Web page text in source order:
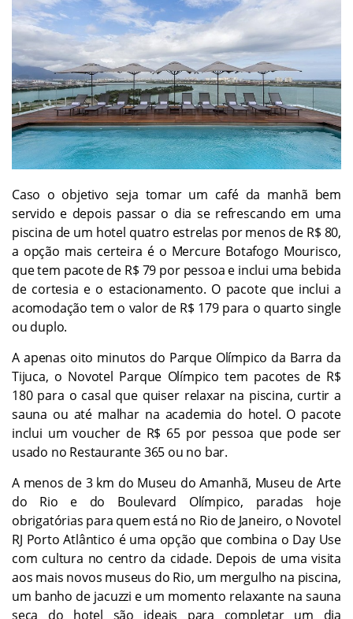
Caso o objetivo seja tomar um café da manhã bem
servido e depois passar o dia se refrescando em uma
piscina de um hotel quatro estrelas por menos de R$ 80,
a opção mais certeira é o Mercure Botafogo Mourisco,
que tem pacote de R$ 79 por pessoa e inclui uma bebida
de cortesia e o estacionamento. O pacote que inclui a
acomodação tem o valor de R$ 179 para o quarto single
ou duplo.
A apenas oito minutos do Parque Olímpico da Barra da
Tijuca, o Novotel Parque Olímpico tem pacotes de R$
180 para o casal que quiser relaxar na piscina, curtir a
sauna ou até malhar na academia do hotel. O pacote
inclui um voucher de R$ 65 por pessoa que pode ser
usado no Restaurante 365 ou no bar.
A menos de 3 km do Museu do Amanhã, Museu de Arte
do Rio e do Boulevard Olímpico, paradas hoje
obrigatórias para quem está no Rio de Janeiro, o Novotel
RJ Porto Atlântico é uma opção que combina o Day Use
com cultura no centro da cidade. Depois de uma visita
aos mais novos museus do Rio, um mergulho na piscina,
um banho de jacuzzi e um momento relaxante na sauna
seca do hotel são ideais para completar um dia